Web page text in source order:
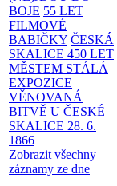
BOJE 55 LET
FILMOVÉ
BABIČKY ČESKÁ
SKALICE 450 LET
MĚSTEM STÁLÁ
EXPOZICE
VĚNOVANÁ
BITVĚ U ČESKÉ
SKALICE 28. 6.
1866
Zobrazit všechny
záznamy ze dne